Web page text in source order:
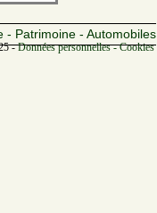
- Patrimoine - Automobiles
-Données personnelles -